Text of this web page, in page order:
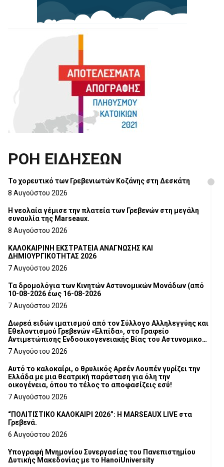
ΡΟΗ ΕΙΔΗΣΕΩΝ
Το χορευτικό των Γρεβενιωτών Κοζάνης στη Δεσκάτη
8 Αυγούστου 2026
Η νεολαία γέμισε την πλατεία των Γρεβενών στη μεγάλη
συναυλία της Marseaux.
8 Αυγούστου 2026
ΚΑΛΟΚΑΙΡΙΝΗ ΕΚΣΤΡΑΤΕΙΑ ΑΝΑΓΝΩΣΗΣ ΚΑΙ
ΔΗΜΙΟΥΡΓΙΚΟΤΗΤΑΣ 2026
7 Αυγούστου 2026
Τα δρομολόγια των Κινητών Αστυνομικών Μονάδων (από
10-08-2026 έως 16-08-2026
7 Αυγούστου 2026
Δωρεά ειδών ιματισμού από τον Σύλλογο Αλληλεγγύης και
Εθελοντισμού Γρεβενών «Ελπίδα», στο Γραφείο
Αντιμετώπισης Ενδοοικογενειακής Βίας του Αστυνομικού
Τμήματος Γρεβενών
7 Αυγούστου 2026
Αυτό το καλοκαίρι, ο θρυλικός Αρσέν Λουπέν γυρίζει την
Ελλάδα με μια θεατρική παράσταση για όλη την
οικογένεια, όπου το τέλος το αποφασίζεις εσύ!
7 Αυγούστου 2026
“ΠΟΛΙΤΙΣΤΙΚΟ ΚΑΛΟΚΑΙΡΙ 2026”: Η MARSEAUX LIVE στα
Γρεβενά.
6 Αυγούστου 2026
Υπογραφή Μνημονίου Συνεργασίας του Πανεπιστημίου
Δυτικής Μακεδονίας με το HanoiUniversity